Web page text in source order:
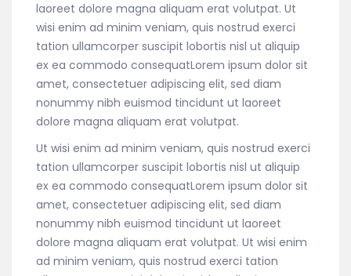
laoreet dolore magna aliquam erat volutpat. Ut
wisi enim ad minim veniam, quis nostrud exerci
tation ullamcorper suscipit lobortis nisl ut aliquip
ex ea commodo consequatLorem ipsum dolor sit
amet, consectetuer adipiscing elit, sed diam
nonummy nibh euismod tincidunt ut laoreet
dolore magna aliquam erat volutpat.
Ut wisi enim ad minim veniam, quis nostrud exerci
tation ullamcorper suscipit lobortis nisl ut aliquip
ex ea commodo consequatLorem ipsum dolor sit
amet, consectetuer adipiscing elit, sed diam
nonummy nibh euismod tincidunt ut laoreet
dolore magna aliquam erat volutpat. Ut wisi enim
ad minim veniam, quis nostrud exerci tation